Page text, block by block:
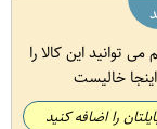
توانید این کالا را
اینجا خالیست
را اضافه کنید